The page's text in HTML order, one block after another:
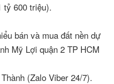
tỷ 600 triệu).
bán và mua đất nền dự
Mỹ Lợi quận 2 TP HCM
(Zalo Viber 24/7).